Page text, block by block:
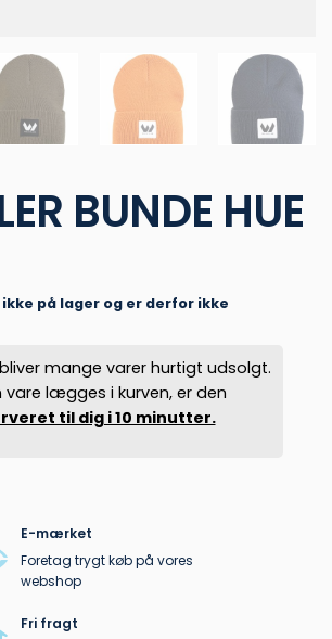
BUNDE HUE
på lager og er derfor ikke
mange varer hurtigt udsolgt.
vare lægges i kurven, er den
til dig i 10 minutter.
E-mærket
Foretag trygt køb på vores
webshop
Fri fragt